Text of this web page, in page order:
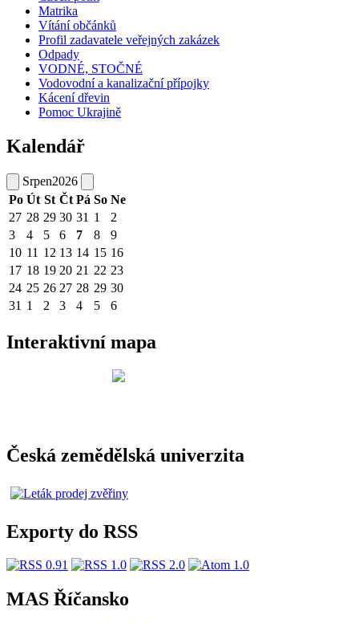
Matrika
Vítání občánků
Profil zadavatele veřejných zakázek
Odpady
VODNÉ, STOČNÉ
Vodovodní a kanalizační přípojky
Kácení dřevin
Pomoc Ukrajině
Kalendář
Srpen2026
Po Út St Čt Pá So Ne
27 28 29 30 31 1
2
3
4 5 6 7 8
9
10 11 12 13 14 15 16
17 18 19 20 21 22 23
24 25 26 27 28 29 30
31 1 2 3 4 5 6
Interaktivní mapa
Česká zemědělská univerzita
Exporty do RSS
MAS Říčansko